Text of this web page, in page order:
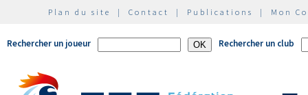
Plan du site | Contact | Publications | Mon
Rechercher un joueur Rechercher un club